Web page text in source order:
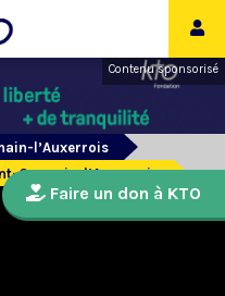
Contenu sponsorisé
l’Auxerrois
Germain-l’Auxerrois
Faire un don à KTO